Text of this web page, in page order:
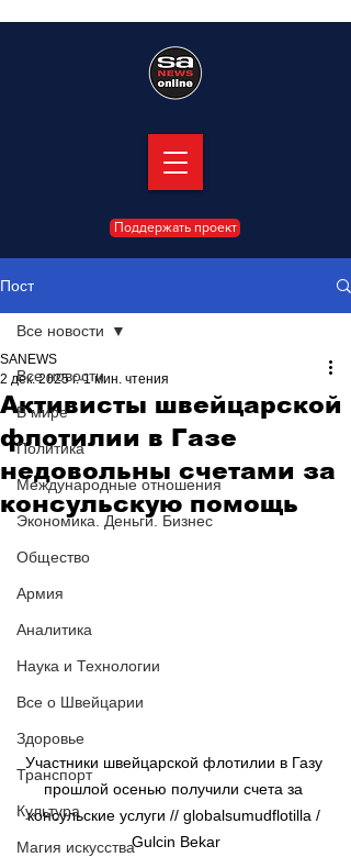
Поддержать проект
Пост
Все новости
В мире
Политика
Международные отношения
Экономика. Деньги. Бизнес
Общество
Армия
Аналитика
Наука и Технологии
Все о Швейцарии
Здоровье
Транспорт
Культура
Магия искусства
Все новости
Активисты швейцарской
флотилии в Газе
недовольны счетами за
консульскую помощь
SANEWS
2 дек. 2025 г. 1 мин. чтения
Участники швейцарской флотилии в Газу
прошлой осенью получили счета за
консульские услуги // globalsumudflotilla /
Gulcin Bekar